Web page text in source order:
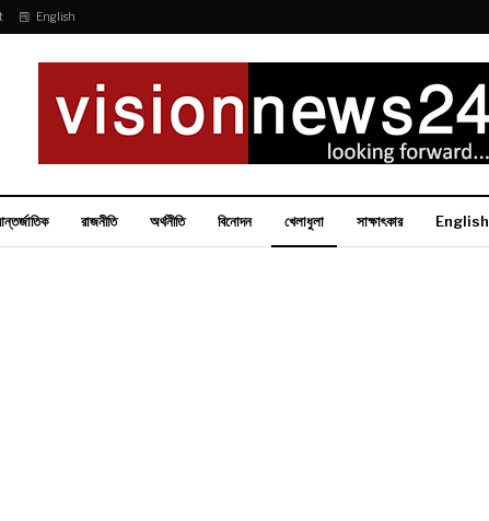
English
রাজনীতি অর্থনীতি বিনোদন খেলাধুলা সাক্ষাৎকার English